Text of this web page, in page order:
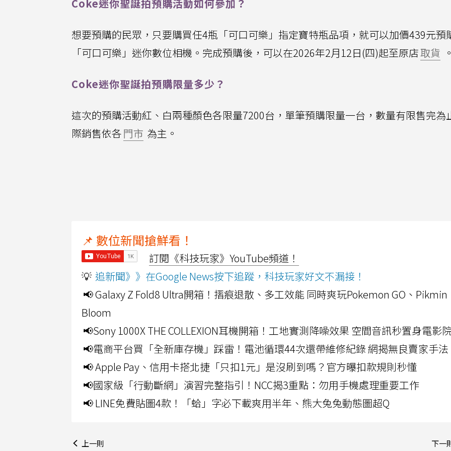
Coke迷你聖誕拍預購活動如何參加？
想要預購的民眾，只要購買任4瓶「可口可樂」指定寶特瓶品項，就可以加價439元預
「可口可樂」迷你數位相機。完成預購後，可以在2026年2月12日(四)起至原店取貨 。
Coke迷你聖誕拍預購限量多少？
這次的預購活動紅、白兩種顏色各限量7200台，單筆預購限量一台，數量有限售完為
際銷售依各門市 為主。
📌 數位新聞搶鮮看！
訂閱《科技玩家》YouTube頻道！
💡 追新聞》》在Google News按下追蹤，科技玩家好文不漏接！
📢 Galaxy Z Fold8 Ultra開箱！摺痕退散、多工效能 同時爽玩Pokemon GO、Pikmin
Bloom
📢Sony 1000X THE COLLEXION耳機開箱！工地實測降噪效果 空間音訊秒置身電影
📢電商平台買「全新庫存機」踩雷！電池循環44次還帶維修紀錄 網揭無良賣家手法
📢 Apple Pay、信用卡搭北捷「只扣1元」是沒刷到嗎？官方曝扣款規則秒懂
📢國家級「行動斷網」演習完整指引！NCC揭3重點：勿用手機處理重要工作
📢 LINE免費貼圖4款！「蛤」字必下載爽用半年、熊大兔兔動態圖超Q
上一則 下一